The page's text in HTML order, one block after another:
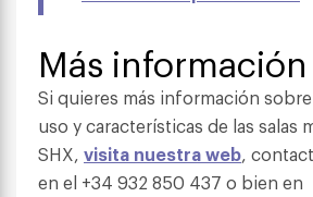
Más información
Si quieres más información
uso y características de las salas
SHX, visita nuestra web,
en el +34 932 850 437 o bien en